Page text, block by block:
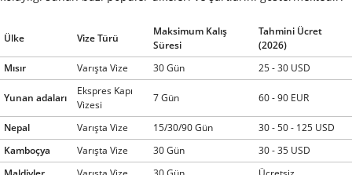
Ülke Vize Türü
Maksimum Kalış
Süresi
Tahmini Ücret
(2026)
Mısır
Varışta Vize 30 Gün 25 - 30 USD
Yunan adaları
Ekspres Kapı
Vizesi
7 Gün 60 - 90 EUR
Nepal Varışta Vize 15/30/90 Gün
30 - 50 - 125 USD
Kamboçya
Varışta Vize 30 Gün
30 - 35 USD